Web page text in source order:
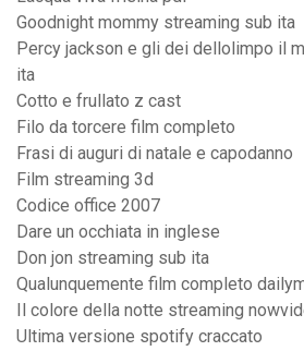
Goodnight mommy streaming sub ita
Percy jackson e gli dei dellolimpo il
ita
Cotto e frullato z cast
Filo da torcere film completo
Frasi di auguri di natale e capodanno
Film streaming 3d
Codice office 2007
Dare un occhiata in inglese
Don jon streaming sub ita
Qualunquemente film completo
Il colore della notte streaming
Ultima versione spotify craccato